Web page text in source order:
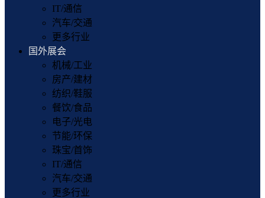
IT/通信
汽车/交通
更多行业
国外展会
机械/工业
房产/建材
纺织/鞋服
餐饮/食品
电子/光电
节能/环保
珠宝/首饰
IT/通信
汽车/交通
更多行业